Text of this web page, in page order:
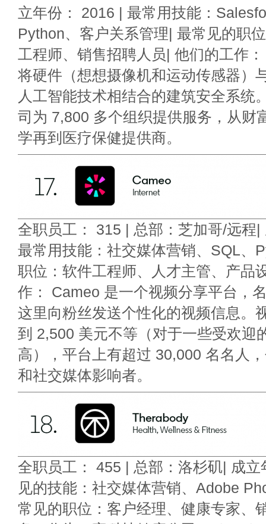
立年份： 2016 | 最常用技能：
Python、客户关系管理| 最常见的职
工程师、销售招聘人员| 他们的工作
将硬件（想想摄像机和运动传感器）
人工智能技术相结合的建筑安全系统
司为 7,800 多个组织提供服务，从财
学再到医疗保健提供商。
全职员工： 315 | 总部：芝加哥/远程
最常用技能：社交媒体营销、SQL、
职位：软件工程师、人才主管、产品
作： Cameo 是一个视频分享平台，
这里向粉丝发送个性化的视频信息。
到 2,500 美元不等（对于一些受欢迎
高），平台上有超过 30,000 名名人
和社交媒体影响者。
全职员工： 455 | 总部：洛杉矶| 成
见的技能：社交媒体营销、Adobe
常见的职位：客户经理、健康专家、